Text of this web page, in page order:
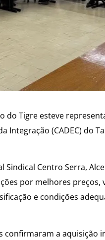
do Tigre esteve
Integração (CADEC) do
Sindical Centro Serra,
por melhores
e condições
confirmaram a